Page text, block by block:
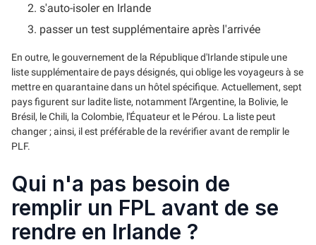
s'auto-isoler en Irlande
passer un test supplémentaire après l'arrivée
En outre, le gouvernement de la République d'Irlande stipule une
liste supplémentaire de pays désignés, qui oblige les voyageurs à se
mettre en quarantaine dans un hôtel spécifique. Actuellement, sept
pays figurent sur ladite liste, notamment l'Argentine, la Bolivie, le
Brésil, le Chili, la Colombie, l'Équateur et le Pérou. La liste peut
changer ; ainsi, il est préférable de la revérifier avant de remplir le
PLF.
Qui n'a pas besoin de
remplir un FPL avant de se
rendre en Irlande ?